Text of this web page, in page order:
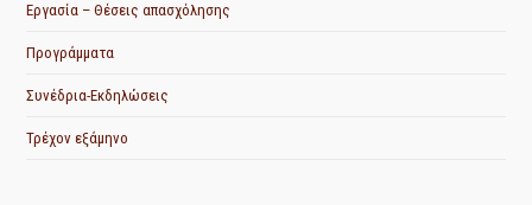
Εργασία – Θέσεις απασχόλησης
Προγράμματα
Συνέδρια-Εκδηλώσεις
Τρέχον εξάμηνο